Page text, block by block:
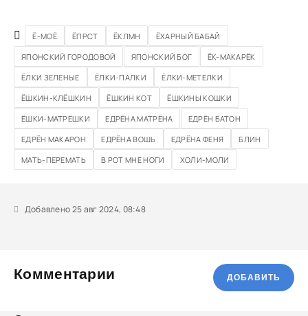
Ё-МОЁ ЁПРСТ ЁКЛМН
ЁХАРНЫЙ БАБАЙ
ЯПОНСКИЙ ГОРОДОВОЙ
ЯПОНСКИЙ БОГ
ЁК-МАКАРЁК
ЁЛКИ ЗЕЛЕНЫЕ
ЁЛКИ-ПАЛКИ
ЁЛКИ-МЕТЕЛКИ
ЁШКИН-КЛЁШКИН
ЁШКИН КОТ
ЁШКИНЫ КОШКИ
ЁШКИ-МАТРЁШКИ
ЕДРЁНА МАТРЁНА
ЕДРЁН БАТОН
ЕДРЁН МАКАРОН
ЕДРЁНА ВОШЬ ЕДРЁНА ФЕНЯ
БЛИН
МАТЬ-ПЕРЕМАТЬ
В РОТ МНЕ НОГИ ХОЛИ-МОЛИ
Добавлено 25 авг 2024, 08:48
Комментарии ДОБАВИТЬ